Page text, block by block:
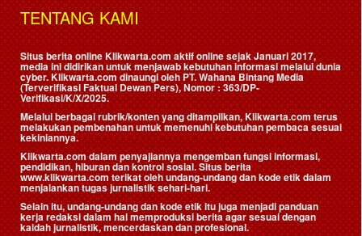
TENTANG KAMI
Situs berita online Klikwarta.com aktif online sejak Januari 2017,
media ini didirikan untuk menjawab kebutuhan informasi melalui dunia
cyber. Klikwarta.com dinaungi oleh PT. Wahana Bintang Media
(Terverifikasi Faktual Dewan Pers), Nomor : 363/DP-
Verifikasi/K/X/2025.
Melalui berbagai rubrik/konten yang ditampilkan, Klikwarta.com terus
melakukan pembenahan untuk memenuhi kebutuhan pembaca sesuai
kekiniannya.
Klikwarta.com dalam penyajiannya mengemban fungsi informasi,
pendidikan, hiburan dan kontrol sosial. Situs berita
www.klikwarta.com terikat oleh undang-undang dan kode etik dalam
menjalankan tugas jurnalistik sehari-hari.
Selain itu, undang-undang dan kode etik itu juga menjadi panduan
kerja redaksi dalam hal memproduksi berita agar sesuai dengan
kaidah jurnalistik, mencerdaskan dan profesional.